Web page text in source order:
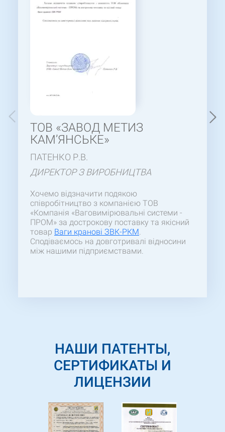
ТОВ «ЗАВОД МЕТИЗ
КАМ’ЯНСЬКЕ»
ПАТЕНКО Р.В.
ДИРЕКТОР З ВИРОБНИЦТВА
Хочемо відзначити подякою
співробітництво з компанією ТОВ
«Компанія «Ваговимірювальні системи -
ПРОМ» за дострокову поставку та якісний
товар Ваги кранові ЗВК-РКМ.
Сподіваємось на довготривалі відносини
між нашими підприємствами.
НАШИ ПАТЕНТЫ,
СЕРТИФИКАТЫ И
ЛИЦЕНЗИИ